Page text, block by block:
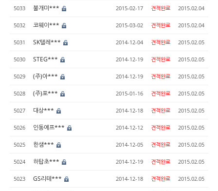
5033 불개미*** 2015-02-17 견적완료 2015.02.04
5032 코웨이*** 2015-03-02 견적완료 2015.02.04
5031 SK텔레*** 2014-12-04 견적완료 2015.02.05
5030 STEG*** 2014-12-19 견적완료 2015.02.05
5029 (주)아*** 2014-12-19 견적완료 2015.02.05
5028 (주)포*** 2015-01-16 견적완료 2015.02.05
5027 대상*** 2014-12-18 견적완료 2015.02.05
5026 인동에프*** 2014-12-12 견적완료 2015.02.05
5025 한샘*** 2014-12-05 견적완료 2015.02.05
5024 하탑초*** 2014-12-19 견적완료 2015.02.05
5023 GS리테*** 2014-12-18 견적완료 2015.02.05